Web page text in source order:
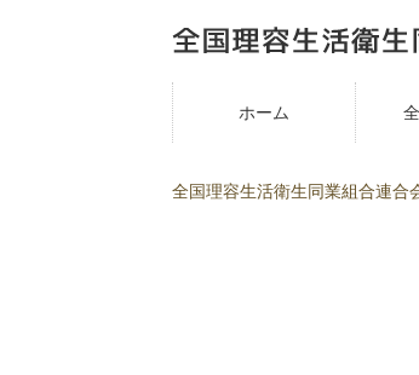
ホーム
全国理容生活衛生同業組合連合